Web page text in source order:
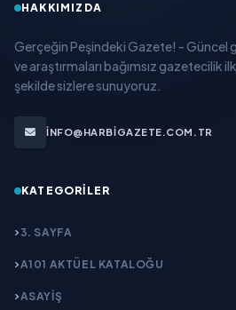
HAKKIMIZDA
Gerçeğin Peşindeki Gazete! - Güncel
ve araştırmaları bağımsız gazetecilik
şekilde sizlere sunuyoruz.
INFO@HARBIGAZETE.COM.TR
KATEGORILER
3. SAYFA
A101 AKTÜEL KATALOĞU
ASAYİŞ